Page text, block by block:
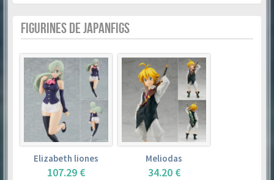
FIGURINES DE JAPANFIGS
Elizabeth liones
107.29 €
Meliodas
34.20 €